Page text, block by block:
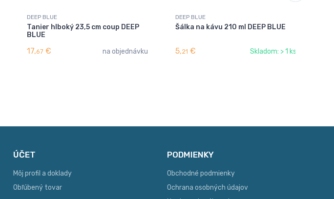
DEEP BLUE
Tanier hlboký 23,5 cm coup DEEP
BLUE
17,67 € na objednávku
DEEP BLUE
Šálka na kávu 210 ml DEEP BLUE
5,21 € Skladom: > 1 ks
ÚČET
Môj profil a doklady
Obľúbený tovar
PODMIENKY
Obchodné podmienky
Ochrana osobných údajov